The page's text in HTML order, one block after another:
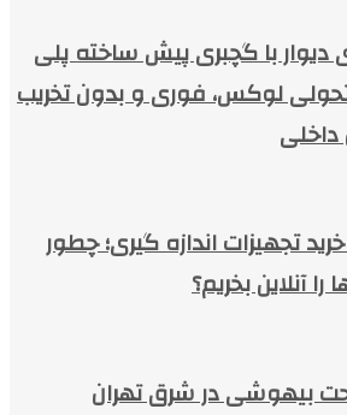
دیوار با گچبری پیش ساخته پلی
تحولی لوکس، فوری و بدون تخریب
تجهیزات اندازه گیری؛ چطور
را آنلاین بخریم؟
بیهوشی در شرق تهران